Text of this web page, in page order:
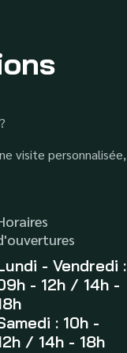
visite personnalisée,
- Vendredi :
- 12h / 14h -
: 10h -
/ 14h - 18h